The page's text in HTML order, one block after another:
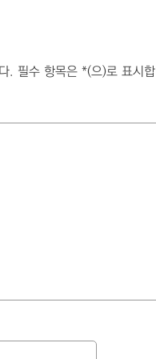
. 필수 항목은 *(으)로 표시